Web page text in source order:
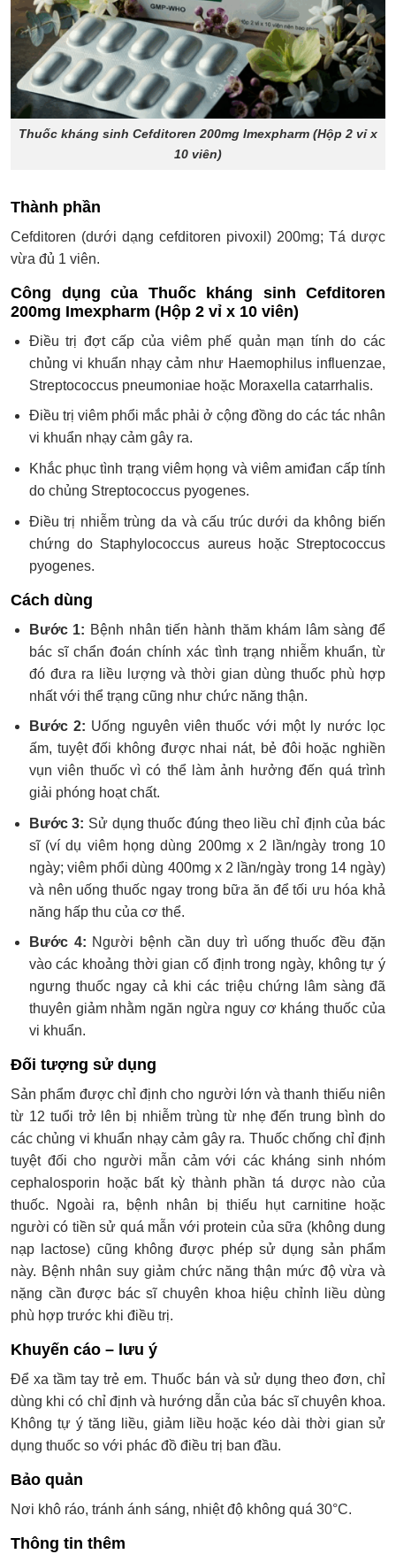
Thuốc kháng sinh Cefditoren 200mg Imexpharm (Hộp 2 vỉ x
10 viên)
Thành phần
Cefditoren (dưới dạng cefditoren pivoxil) 200mg; Tá dược
vừa đủ 1 viên.
Công dụng của Thuốc kháng sinh Cefditoren
200mg Imexpharm (Hộp 2 vỉ x 10 viên)
Điều trị đợt cấp của viêm phế quản mạn tính do các
chủng vi khuẩn nhạy cảm như Haemophilus influenzae,
Streptococcus pneumoniae hoặc Moraxella catarrhalis.
Điều trị viêm phổi mắc phải ở cộng đồng do các tác nhân
vi khuẩn nhạy cảm gây ra.
Khắc phục tình trạng viêm họng và viêm amiđan cấp tính
do chủng Streptococcus pyogenes.
Điều trị nhiễm trùng da và cấu trúc dưới da không biến
chứng do Staphylococcus aureus hoặc Streptococcus
pyogenes.
Cách dùng
Bước 1: Bệnh nhân tiến hành thăm khám lâm sàng để
bác sĩ chẩn đoán chính xác tình trạng nhiễm khuẩn, từ
đó đưa ra liều lượng và thời gian dùng thuốc phù hợp
nhất với thể trạng cũng như chức năng thận.
Bước 2: Uống nguyên viên thuốc với một ly nước lọc
ấm, tuyệt đối không được nhai nát, bẻ đôi hoặc nghiền
vụn viên thuốc vì có thể làm ảnh hưởng đến quá trình
giải phóng hoạt chất.
Bước 3: Sử dụng thuốc đúng theo liều chỉ định của bác
sĩ (ví dụ viêm họng dùng 200mg x 2 lần/ngày trong 10
ngày; viêm phổi dùng 400mg x 2 lần/ngày trong 14 ngày)
và nên uống thuốc ngay trong bữa ăn để tối ưu hóa khả
năng hấp thu của cơ thể.
Bước 4: Người bệnh cần duy trì uống thuốc đều đặn
vào các khoảng thời gian cố định trong ngày, không tự ý
ngưng thuốc ngay cả khi các triệu chứng lâm sàng đã
thuyên giảm nhằm ngăn ngừa nguy cơ kháng thuốc của
vi khuẩn.
Đối tượng sử dụng
Sản phẩm được chỉ định cho người lớn và thanh thiếu niên
từ 12 tuổi trở lên bị nhiễm trùng từ nhẹ đến trung bình do
các chủng vi khuẩn nhạy cảm gây ra. Thuốc chống chỉ định
tuyệt đối cho người mẫn cảm với các kháng sinh nhóm
cephalosporin hoặc bất kỳ thành phần tá dược nào của
thuốc. Ngoài ra, bệnh nhân bị thiếu hụt carnitine hoặc
người có tiền sử quá mẫn với protein của sữa (không dung
nạp lactose) cũng không được phép sử dụng sản phẩm
này. Bệnh nhân suy giảm chức năng thận mức độ vừa và
nặng cần được bác sĩ chuyên khoa hiệu chỉnh liều dùng
phù hợp trước khi điều trị.
Khuyến cáo – lưu ý
Để xa tầm tay trẻ em. Thuốc bán và sử dụng theo đơn, chỉ
dùng khi có chỉ định và hướng dẫn của bác sĩ chuyên khoa.
Không tự ý tăng liều, giảm liều hoặc kéo dài thời gian sử
dụng thuốc so với phác đồ điều trị ban đầu.
Bảo quản
Nơi khô ráo, tránh ánh sáng, nhiệt độ không quá 30°C.
Thông tin thêm